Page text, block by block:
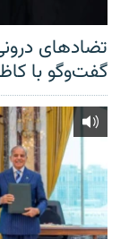
تضادهای
گفت‌‌وگو با